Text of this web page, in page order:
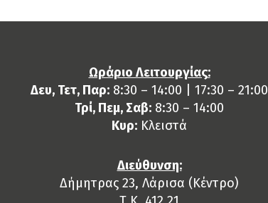
Ωράριο Λειτουργίας:
Δευ, Τετ, Παρ: 8:30 – 14:00 | 17:30 – 21:00
Τρί, Πεμ, Σαβ: 8:30 – 14:00
Κυρ: Κλειστά
Διεύθυνση:
Δήμητρας 23, Λάρισα (Κέντρο)